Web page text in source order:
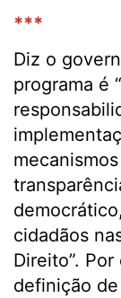
***
Diz o
programa é
cidadãos
Direito”.
definição